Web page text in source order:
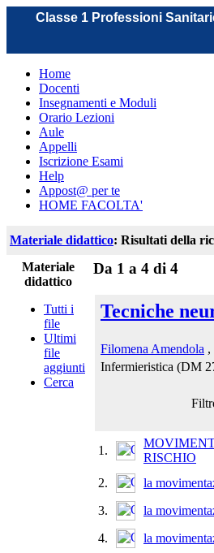
Classe 1 Professioni
Home
Docenti
Insegnamenti e Moduli
Orario Lezioni
Aule
Appelli
Iscrizione Esami
Help
Appost@ per te
HOME FACOLTA'
Materiale didattico: Risultati della
Materiale
didattico
Tutti i
file
Ultimi
file
aggiunti
Cerca
Da 1 a 4 di 4
Tecniche
Filomena Amendola ,
Infermieristica (DM
1.
RISCHIO
2.
la
3.
la
4.
la